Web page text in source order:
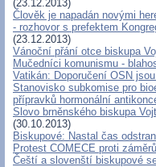
(23.12.2013)
Člověk je napadán novými
- rozhovor s prefektem
(23.12.2013)
Vánoční přání otce biskupa
Mučedníci komunismu -
Vatikán: Doporučení OSN
Stanovisko subkomise pro
přípravků hormonální
Slovo brněnského biskupa
(30.10.2013)
Biskupové: Nastal čas
Protest COMECE proti
Čeští a slovenští biskupové